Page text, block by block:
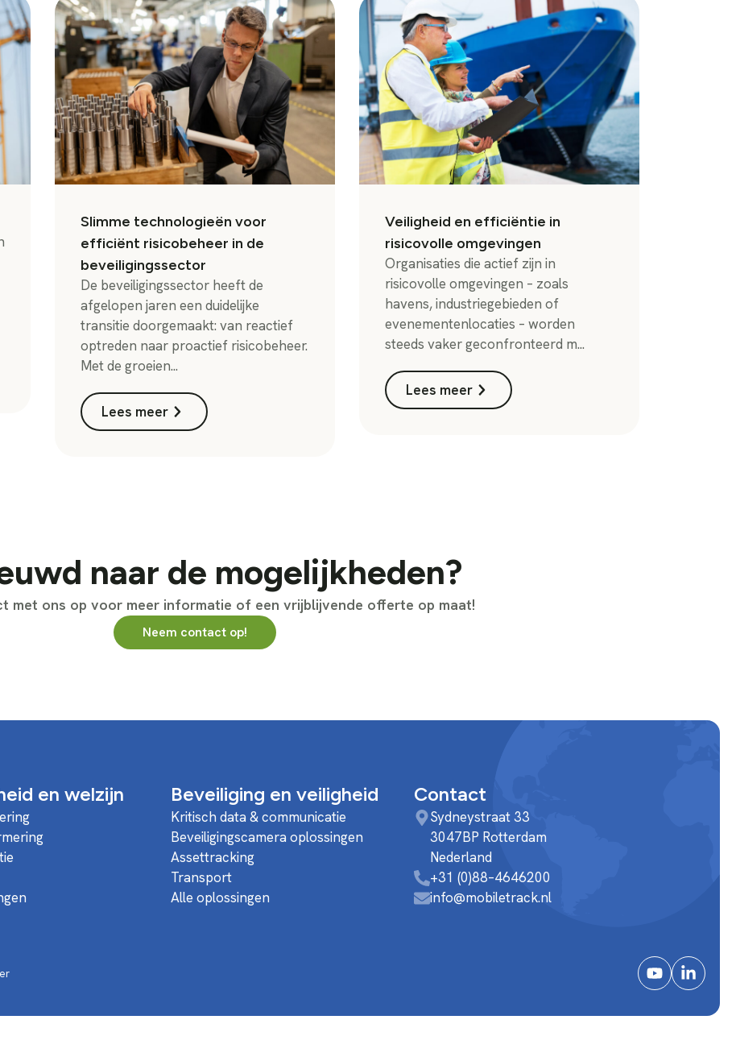
Slimme technologieën voor
efficiënt risicobeheer in de
beveiligingssector
De beveiligingssector heeft de
afgelopen jaren een duidelijke
transitie doorgemaakt: van reactief
optreden naar proactief risicobeheer.
Met de groeien...
Lees meer
Veiligheid en efficiëntie in
risicovolle omgevingen
Organisaties die actief zijn in
risicovolle omgevingen – zoals
havens, industriegebieden of
evenementenlocaties – worden
steeds vaker geconfronteerd m...
Lees meer
naar de mogelijkheden?
met ons op voor meer informatie of een vrijblijvende offerte op maat!
Neem contact op!
en welzijn Beveiliging en veiligheid
Kritisch data & communicatie
Beveiligingscamera oplossingen
Assettracking
Transport
Alle oplossingen
Contact
Sydneystraat 33
3047BP Rotterdam
Nederland
+31 (0)88–4646200
info@mobiletrack.nl